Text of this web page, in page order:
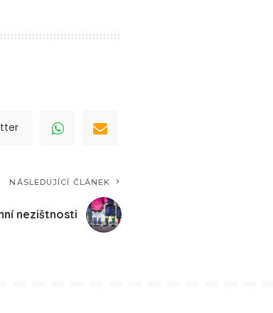
NÁSLEDUJÍCÍ ČLÁNEK
nezištnosti